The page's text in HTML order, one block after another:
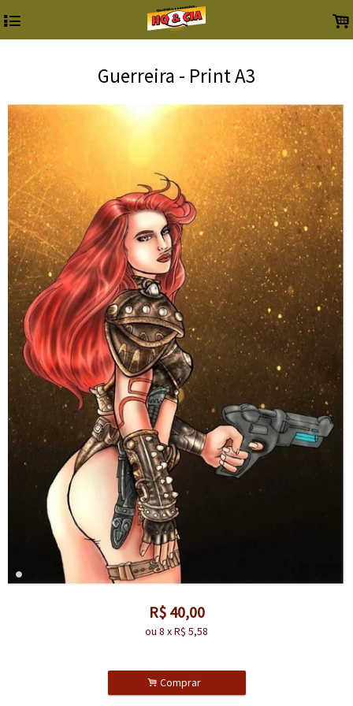
4 .
Guerreira - Print A3
R$ 40,00
ou 8 xR$ 5,58
. Comprar